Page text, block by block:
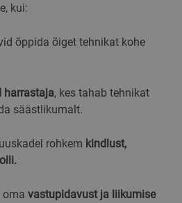
kui:
õppida õiget tehnikat kohe
harrastaja, kes tahab tehnikat
säästlikumalt.
rohkem kindlust,
oma vastupidavust ja liikumise